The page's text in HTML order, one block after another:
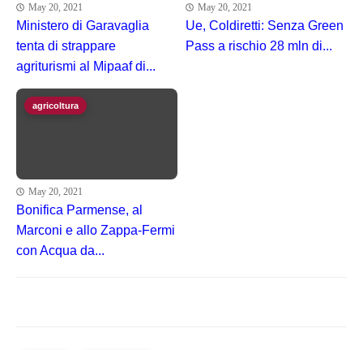
May 20, 2021
Ministero di Garavaglia
tenta di strappare
agriturismi al Mipaaf di...
May 20, 2021
Ue, Coldiretti: Senza Green
Pass a rischio 28 mln di...
agricoltura
May 20, 2021
Bonifica Parmense, al
Marconi e allo Zappa-Fermi
con Acqua da...